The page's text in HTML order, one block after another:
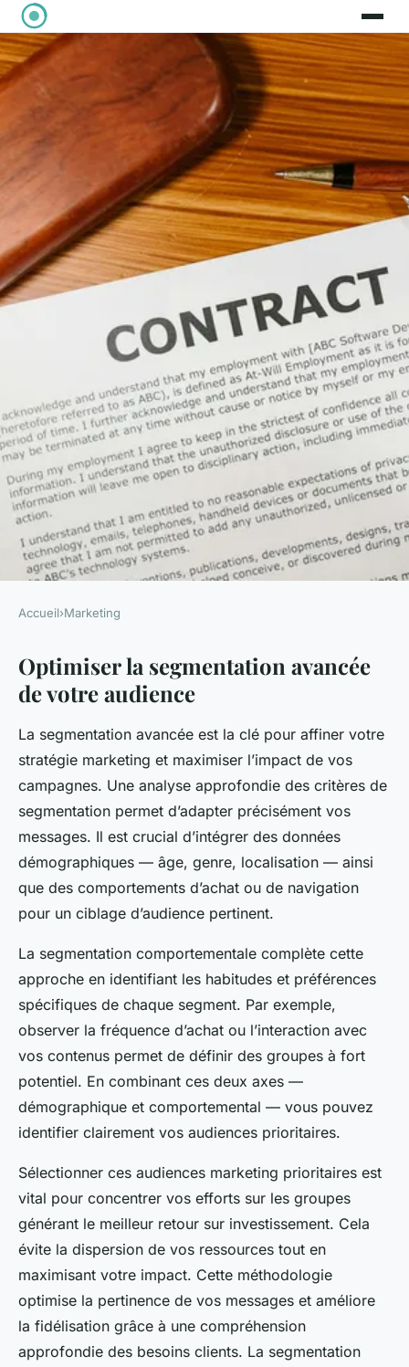
Stratégies Essentielles pour
Affiner Votre Ciblage
d'Audience avec Précision
Inégalée
20 juillet 2025 6 min de lecture
Accueil›Marketing
Optimiser la segmentation avancée
de votre audience
La segmentation avancée est la clé pour affiner votre
stratégie marketing et maximiser l’impact de vos
campagnes. Une analyse approfondie des critères de
segmentation permet d’adapter précisément vos
messages. Il est crucial d’intégrer des données
démographiques — âge, genre, localisation — ainsi
que des comportements d’achat ou de navigation
pour un ciblage d’audience pertinent.
La segmentation comportementale complète cette
approche en identifiant les habitudes et préférences
spécifiques de chaque segment. Par exemple,
observer la fréquence d’achat ou l’interaction avec
vos contenus permet de définir des groupes à fort
potentiel. En combinant ces deux axes —
démographique et comportemental — vous pouvez
identifier clairement vos audiences prioritaires.
Sélectionner ces audiences marketing prioritaires est
vital pour concentrer vos efforts sur les groupes
générant le meilleur retour sur investissement. Cela
évite la dispersion de vos ressources tout en
maximisant votre impact. Cette méthodologie
optimise la pertinence de vos messages et améliore
la fidélisation grâce à une compréhension
approfondie des besoins clients. La segmentation